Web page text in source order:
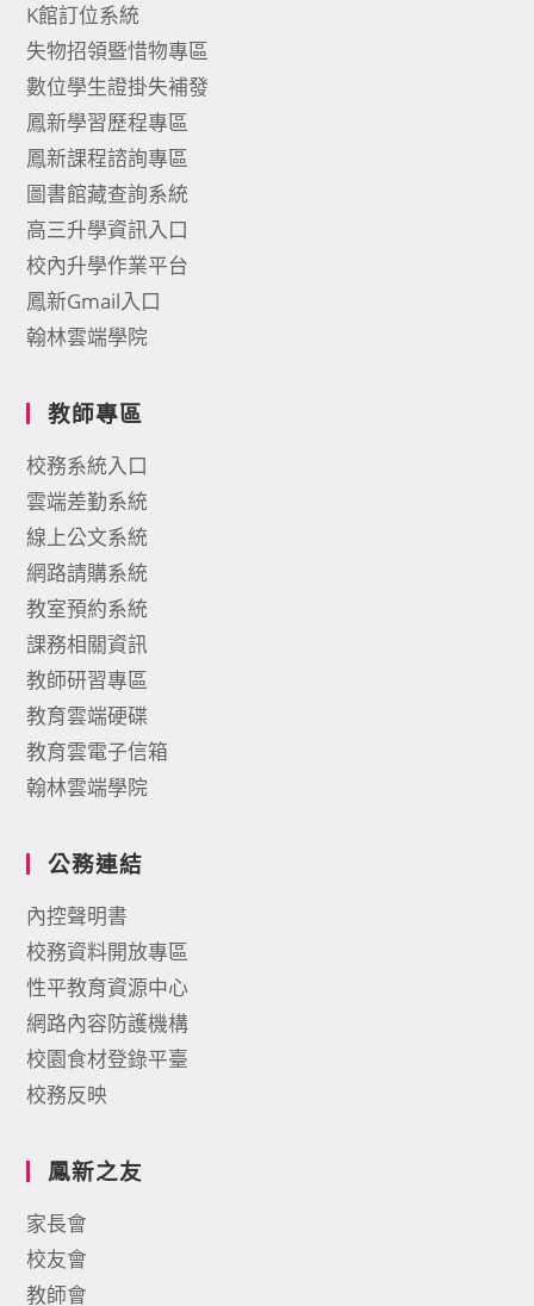
K館訂位系統
失物招領暨惜物專區
數位學生證掛失補發
鳳新學習歷程專區
鳳新課程諮詢專區
圖書館藏查詢系統
高三升學資訊入口
校內升學作業平台
鳳新Gmail入口
翰林雲端學院
教師專區
校務系統入口
雲端差勤系統
線上公文系統
網路請購系統
教室預約系統
課務相關資訊
教師研習專區
教育雲端硬碟
教育雲電子信箱
翰林雲端學院
公務連結
內控聲明書
校務資料開放專區
性平教育資源中心
網路內容防護機構
校園食材登錄平臺
校務反映
鳳新之友
家長會
校友會
教師會